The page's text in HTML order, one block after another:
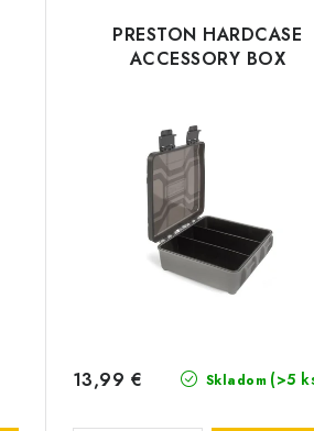
PRESTON HARDCASE
ACCESSORY BOX
Skladom (>5
13,99 €